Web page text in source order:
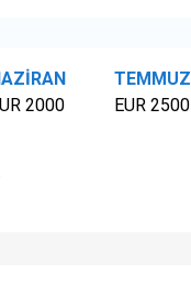
2000
TEMMUZ
EUR 2500